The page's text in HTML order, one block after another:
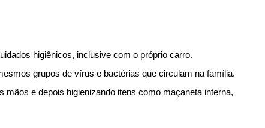
higiênicos, inclusive com o próprio carro.
grupos de vírus e bactérias que circulam na família.
e depois higienizando itens como maçaneta interna,